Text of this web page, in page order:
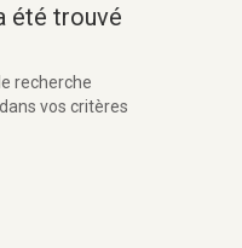
été trouvé
recherche
vos critères